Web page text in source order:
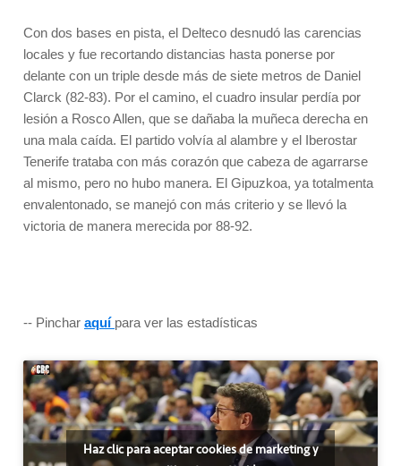
Con dos bases en pista, el Delteco desnudó las carencias
locales y fue recortando distancias hasta ponerse por
delante con un triple desde más de siete metros de Daniel
Clarck (82-83). Por el camino, el cuadro insular perdía por
lesión a Rosco Allen, que se dañaba la muñeca derecha en
una mala caída. El partido volvía al alambre y el Iberostar
Tenerife trataba con más corazón que cabeza de agarrarse
al mismo, pero no hubo manera. El Gipuzkoa, ya totalmenta
envalentonado, se manejó con más criterio y se llevó la
victoria de manera merecida por 88-92.
-- Pinchar aquí para ver las estadísticas
Haz clic para aceptar cookies de marketing y